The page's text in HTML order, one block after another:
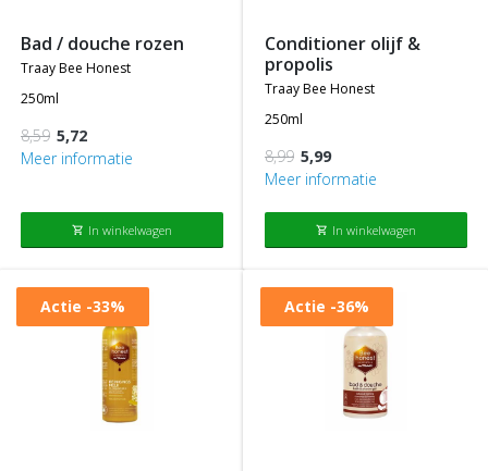
bad / douche rozen
traay bee honest
250ml
8,59 5,72
Meer informatie
shopping_cart In winkelwagen
conditioner olijf &
propolis
traay bee honest
250ml
8,99 5,99
Meer informatie
shopping_cart In winkelwagen
Actie -33% Actie -36%